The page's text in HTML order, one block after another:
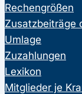
Rechengrößen
Zusatzbeiträge
Umlage
Zuzahlungen
Lexikon
Mitglieder je